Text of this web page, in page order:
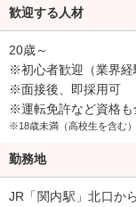
歓迎する人材
20歳～
※初心者歓迎（業界経
※面接後、即採用可
※運転免許など資格も
※18歳未満（高校生を含む
勤務地
JR「関内駅」北口か